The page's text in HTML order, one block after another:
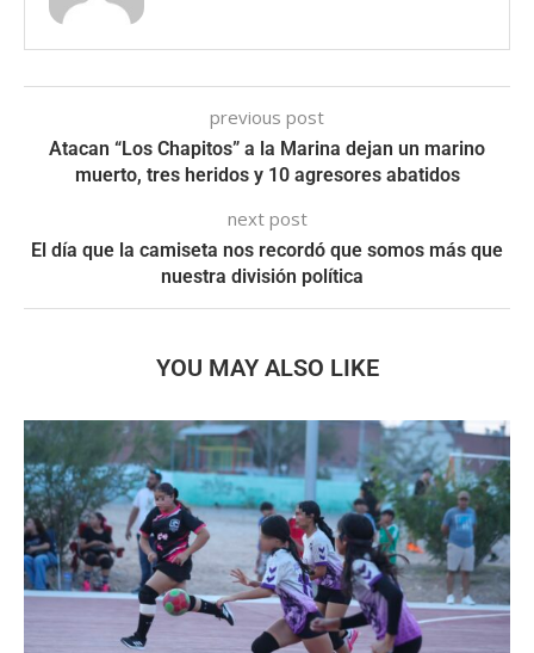
previous post
Atacan “Los Chapitos” a la Marina dejan un marino
muerto, tres heridos y 10 agresores abatidos
next post
El día que la camiseta nos recordó que somos más que
nuestra división política
YOU MAY ALSO LIKE